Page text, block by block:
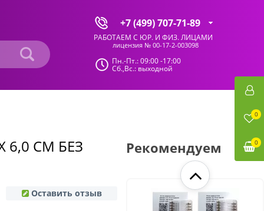
+7 (499) 707-71-89
РАБОТАЕМ С ЮР. И ФИЗ. ЛИЦАМИ
лицензия № 00-17-2-003098
Пн.-Пт.: 09:00 -17:00
Сб.,Вс.: выходной
6,0 СМ БЕЗ
Оставить отзыв
Рекомендуем
491 руб.
0
0